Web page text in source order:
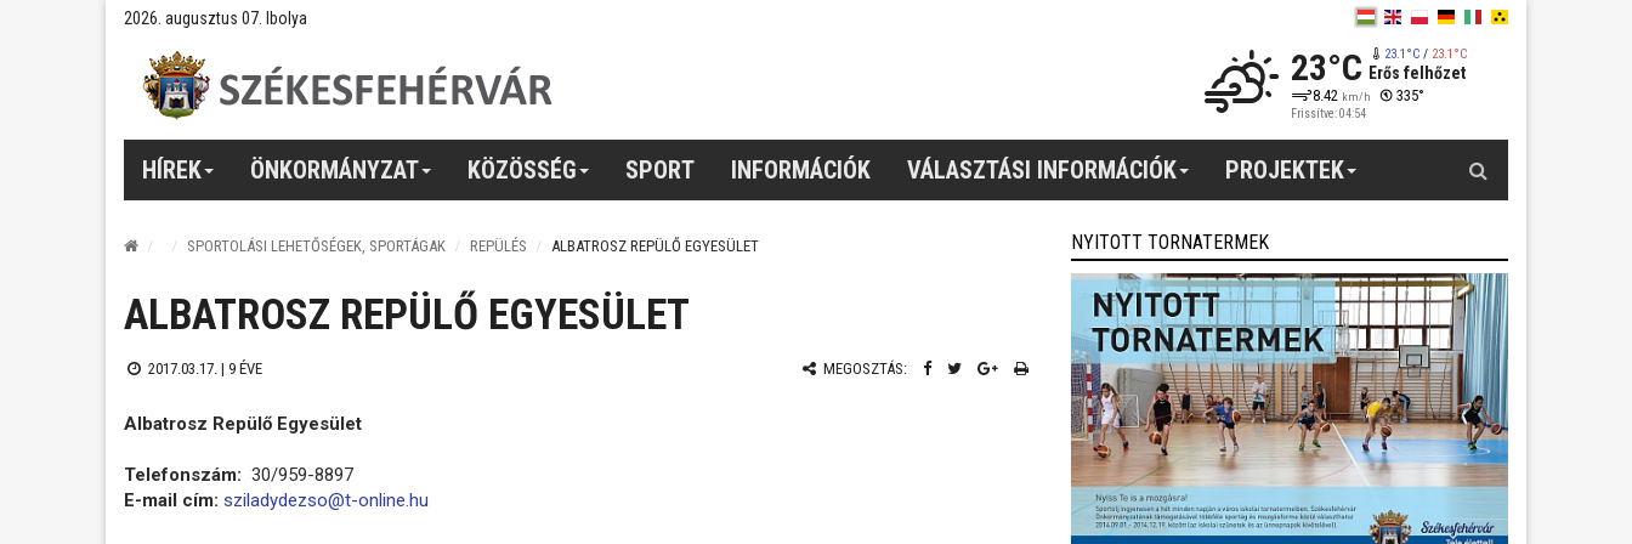
2026. augusztus 07. Ibolya
23°C 23.1°C/ 23.1°C
Erős felhőzet
8.42 km/h 335°
Frissítve: 04:54
HÍREK ÖNKORMÁNYZAT KÖZÖSSÉG SPORT INFORMÁCIÓK VÁLASZTÁSI INFORMÁCIÓK PROJEKTEK
SPORTOLÁSI LEHETŐSÉGEK, SPORTÁGAK REPÜLÉS ALBATROSZ REPÜLŐ EGYESÜLET
ALBATROSZ REPÜLŐ EGYESÜLET
2017.03.17. | 9 ÉVE MEGOSZTÁS:
Albatrosz Repülő Egyesület
Telefonszám: 30/959-8897
E-mail cím: sziladydezso@t-online.hu
NYITOTT TORNATERMEK